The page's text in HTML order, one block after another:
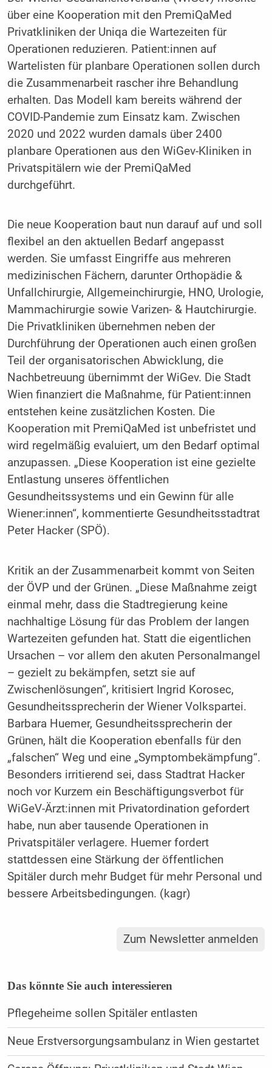
über eine Kooperation mit den PremiQaMed
Privatkliniken der Uniqa die Wartezeiten für
Operationen reduzieren. Patient:innen auf
Wartelisten für planbare Operationen sollen durch
die Zusammenarbeit rascher ihre Behandlung
erhalten. Das Modell kam bereits während der
COVID-Pandemie zum Einsatz kam. Zwischen
2020 und 2022 wurden damals über 2400
planbare Operationen aus den WiGev-Kliniken in
Privatspitälern wie der PremiQaMed
durchgeführt.
Die neue Kooperation baut nun darauf auf und soll
flexibel an den aktuellen Bedarf angepasst
werden. Sie umfasst Eingriffe aus mehreren
medizinischen Fächern, darunter Orthopädie &
Unfallchirurgie, Allgemeinchirurgie, HNO, Urologie,
Mammachirurgie sowie Varizen- & Hautchirurgie.
Die Privatkliniken übernehmen neben der
Durchführung der Operationen auch einen großen
Teil der organisatorischen Abwicklung, die
Nachbetreuung übernimmt der WiGev. Die Stadt
Wien finanziert die Maßnahme, für Patient:innen
entstehen keine zusätzlichen Kosten. Die
Kooperation mit PremiQaMed ist unbefristet und
wird regelmäßig evaluiert, um den Bedarf optimal
anzupassen. „Diese Kooperation ist eine gezielte
Entlastung unseres öffentlichen
Gesundheitssystems und ein Gewinn für alle
Wiener:innen“, kommentierte Gesundheitsstadtrat
Peter Hacker (SPÖ).
Kritik an der Zusammenarbeit kommt von Seiten
der ÖVP und der Grünen. „Diese Maßnahme zeigt
einmal mehr, dass die Stadtregierung keine
nachhaltige Lösung für das Problem der langen
Wartezeiten gefunden hat. Statt die eigentlichen
Ursachen – vor allem den akuten Personalmangel
– gezielt zu bekämpfen, setzt sie auf
Zwischenlösungen“, kritisiert Ingrid Korosec,
Gesundheitssprecherin der Wiener Volkspartei.
Barbara Huemer, Gesundheitssprecherin der
Grünen, hält die Kooperation ebenfalls für den
„falschen“ Weg und eine „Symptombekämpfung“.
Besonders irritierend sei, dass Stadtrat Hacker
noch vor Kurzem ein Beschäftigungsverbot für
WiGeV-Ärzt:innen mit Privatordination gefordert
habe, nun aber tausende Operationen in
Privatspitäler verlagere. Huemer fordert
stattdessen eine Stärkung der öffentlichen
Spitäler durch mehr Budget für mehr Personal und
bessere Arbeitsbedingungen. (kagr)
Zum Newsletter anmelden
Das könnte Sie auch interessieren
Pflegeheime sollen Spitäler entlasten
Neue Erstversorgungsambulanz in Wien gestartet